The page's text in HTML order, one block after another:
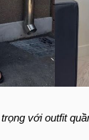
với outfit